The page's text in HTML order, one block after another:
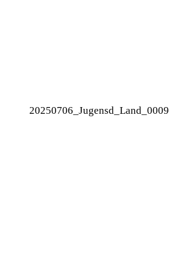
20250706_Jugensd_Land_0009